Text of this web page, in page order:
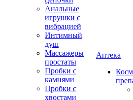
Анальные
игрушки с
вибрацией
Интимный
душ
Массажеры
простаты
Пробки с
камнями
Пробки с
хвостами
Аптека